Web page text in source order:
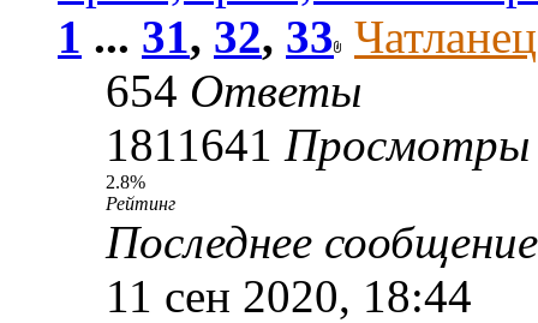
1 ... 31, 32, 33 Чатланец
654 Ответы
1811641 Просмотры
2.8%
Рейтинг
Последнее
11 сен 2020, 18:44